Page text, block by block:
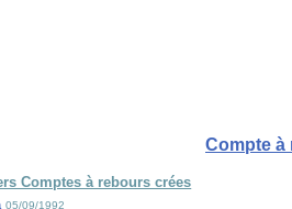
Compte à
Comptes à rebours crées
05/09/1992